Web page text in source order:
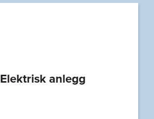
Elektrisk anlegg